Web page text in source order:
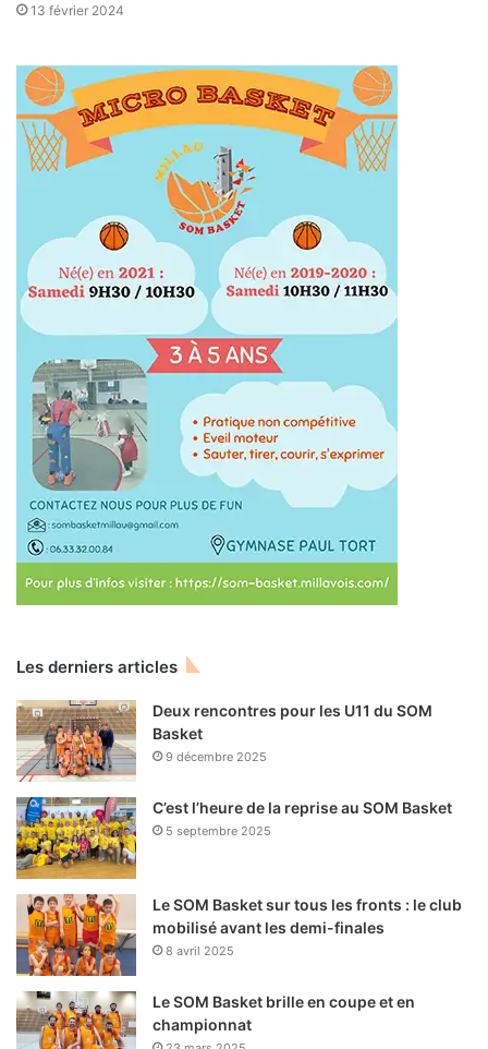
13 février 2024
Les derniers articles
Deux rencontres pour les U11 du SOM
Basket
9 décembre 2025
C’est l’heure de la reprise au SOM Basket
5 septembre 2025
Le SOM Basket sur tous les fronts : le club
mobilisé avant les demi-finales
8 avril 2025
Le SOM Basket brille en coupe et en
championnat